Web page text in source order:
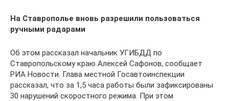
На Ставрополье вновь разрешили пользоваться
ручными радарами
Об этом рассказал начальник УГИБДД по
Ставропольскому краю Алексей Сафонов, сообщает
РИА Новости. Глава местной Госавтоинспекции
рассказал, что за 1,5 часа работы были зафиксированы
30 нарушений скоростного режима. При этом